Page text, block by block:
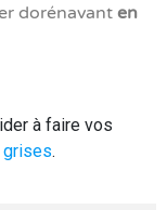
dorénavanten
à faire vos
grises.